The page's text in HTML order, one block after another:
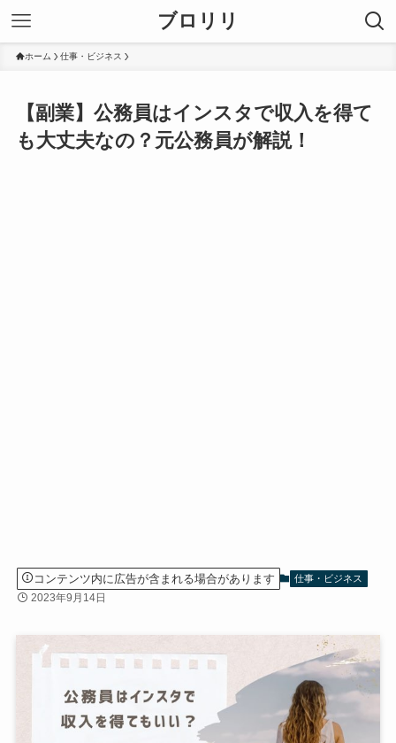
ブロリリ
ホーム 仕事・ビジネス
【副業】公務員はインスタで収入を得て
も大丈夫なの？元公務員が解説！
コンテンツ内に広告が含まれる場合があります 仕事・ビジネス
2023年9月14日